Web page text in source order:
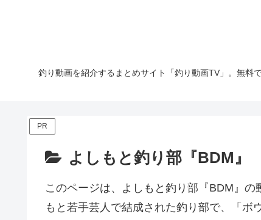
釣り動画を紹介するまとめサイト「釣り動画TV」。無料
PR
よしもと釣り部『BDM』
このページは、よしもと釣り部『BDM』
もと若手芸人で結成された釣り部で、「